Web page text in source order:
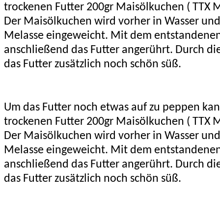
trockenen Futter 200gr Maisölkuchen ( TTX
Der Maisölkuchen wird vorher in Wasser
Melasse eingeweicht. Mit dem
anschließend das Futter angerührt. Durch
das Futter zusätzlich noch schön süß.
Um das Futter noch etwas auf zu peppen
trockenen Futter 200gr Maisölkuchen ( TTX
Der Maisölkuchen wird vorher in Wasser
Melasse eingeweicht. Mit dem
anschließend das Futter angerührt. Durch
das Futter zusätzlich noch schön süß.